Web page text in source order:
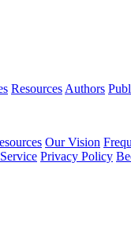
Resources Authors
Our Vision
Privacy Policy